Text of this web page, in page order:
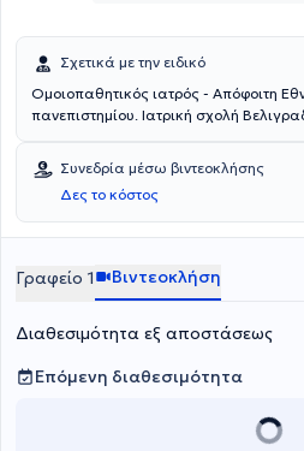
Σχετικά με την ειδικό
Ομοιοπαθητικός ιατρός - Απόφοιτη
πανεπιστημίου. Ιατρική σχολή
Συνεδρία μέσω βιντεοκλήσης
Δες το κόστος
Γραφείο 1 Βιντεοκλήση
Διαθεσιμότητα εξ αποστάσεως
Επόμενη διαθεσιμότητα